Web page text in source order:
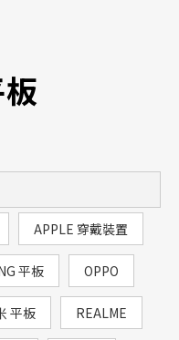
APPLE 穿戴裝置
平板 OPPO
平板 REALME